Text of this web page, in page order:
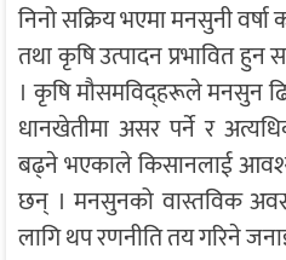
निनो सक्रिय भएमा मनसुनी
तथा कृषि उत्पादन प्रभावित
। कृषि मौसमविद्हरूले मनसुन
धानखेतीमा असर पर्ने र
बढ्ने भएकाले किसानलाई
छन् । मनसुनको वास्तविक
लागि थप रणनीति तय गरिने